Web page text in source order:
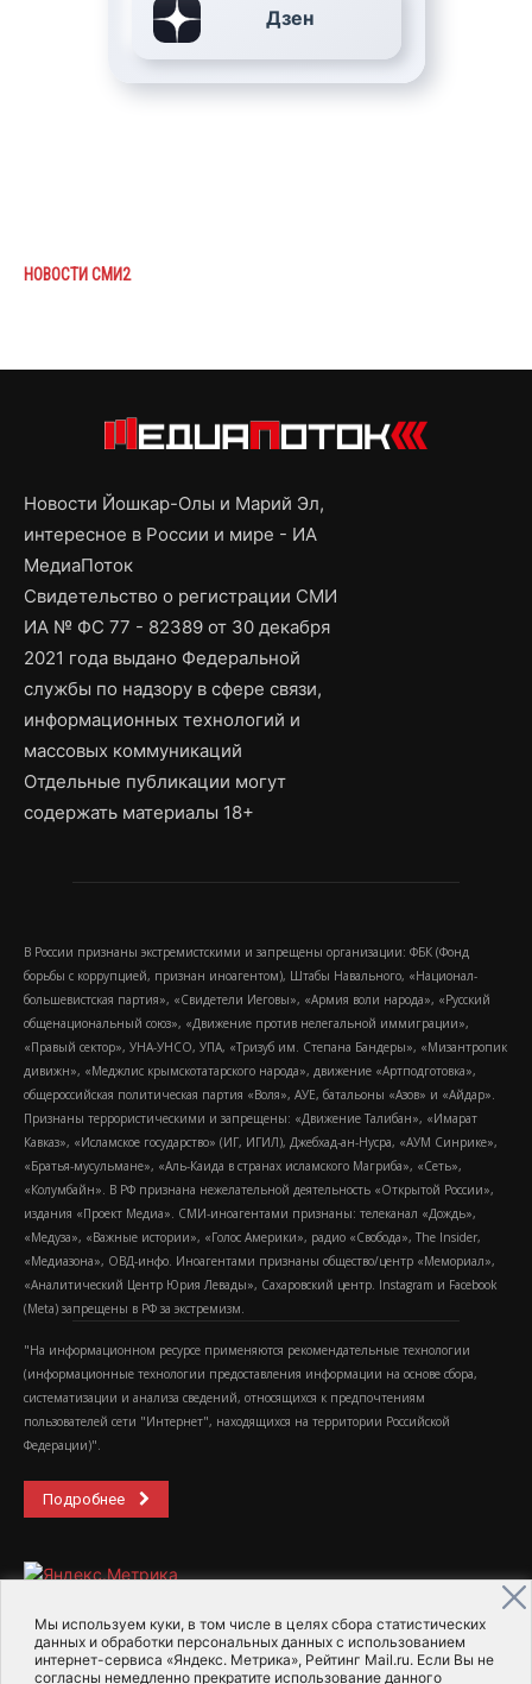
Мы используем куки, в том числе в целях сбора статистических
данных и обработки персональных данных с использованием
интернет-сервиса «Яндекс. Метрика», Рейтинг Mail.ru. Если Вы не
согласны немедленно прекратите использование данного
Дзен
НОВОСТИ СМИ2
Новости Йошкар-Олы и Марий Эл,
интересное в России и мире - ИА
МедиаПоток
Свидетельство о регистрации СМИ
ИА № ФС 77 - 82389 от 30 декабря
2021 года выдано Федеральной
службы по надзору в сфере связи,
информационных технологий и
массовых коммуникаций
Отдельные публикации могут
содержать материалы 18+
В России признаны экстремистскими и запрещены организации: ФБК (Фонд
борьбы с коррупцией, признан иноагентом), Штабы Навального, «Национал-
большевистская партия», «Свидетели Иеговы», «Армия воли народа», «Русский
общенациональный союз», «Движение против нелегальной иммиграции»,
«Правый сектор», УНА-УНСО, УПА, «Тризуб им. Степана Бандеры», «Мизантропик
дивижн», «Меджлис крымскотатарского народа», движение «Артподготовка»,
общероссийская политическая партия «Воля», АУЕ, батальоны «Азов» и «Айдар».
Признаны террористическими и запрещены: «Движение Талибан», «Имарат
Кавказ», «Исламское государство» (ИГ, ИГИЛ), Джебхад-ан-Нусра, «АУМ Синрике»,
«Братья-мусульмане», «Аль-Каида в странах исламского Магриба», «Сеть»,
«Колумбайн». В РФ признана нежелательной деятельность «Открытой России»,
издания «Проект Медиа». СМИ-иноагентами признаны: телеканал «Дождь»,
«Медуза», «Важные истории», «Голос Америки», радио «Свобода», The Insider,
«Медиазона», ОВД-инфо. Иноагентами признаны общество/центр «Мемориал»,
«Аналитический Центр Юрия Левады», Сахаровский центр. Instagram и Facebook
(Metа) запрещены в РФ за экстремизм.
"На информационном ресурсе применяются рекомендательные технологии
(информационные технологии предоставления информации на основе сбора,
систематизации и анализа сведений, относящихся к предпочтениям
пользователей сети "Интернет", находящихся на территории Российской
Федерации)".
Подробнее
2015-2026- Информационное агентство МедиаПоток